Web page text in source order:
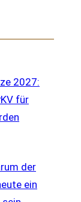
2027:
für
der
ein